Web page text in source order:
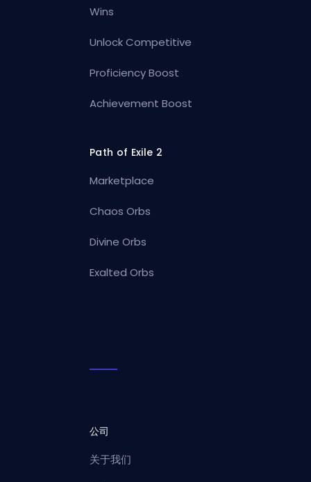
Wins
Unlock Competitive
Proficiency Boost
Achievement Boost
Path of Exile 2
Marketplace
Chaos Orbs
Divine Orbs
Exalted Orbs
公司
关于我们